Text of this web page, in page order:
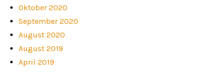
Oktober 2020
September 2020
August 2020
August 2019
April 2019